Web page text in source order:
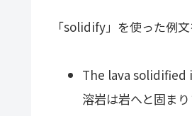
「solidify」を使った例文
The lava solidified
溶岩は岩へと固まり